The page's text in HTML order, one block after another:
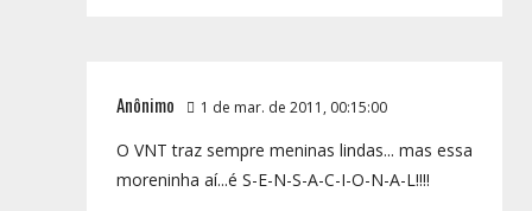
Anônimo 1 de mar. de 2011, 00:15:00
O VNT traz sempre meninas lindas... mas essa
moreninha aí...é S-E-N-S-A-C-I-O-N-A-L!!!!